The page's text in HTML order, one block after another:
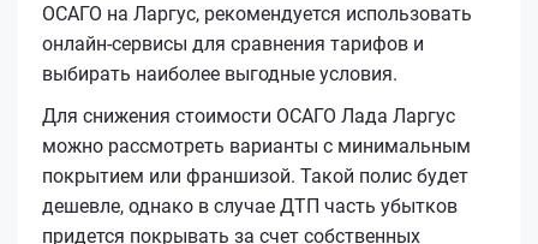
ОСАГО на Ларгус, рекомендуется использовать
онлайн-сервисы для сравнения тарифов и
выбирать наиболее выгодные условия.
Для снижения стоимости ОСАГО Лада Ларгус
можно рассмотреть варианты с минимальным
покрытием или франшизой. Такой полис будет
дешевле, однако в случае ДТП часть убытков
придется покрывать за счет собственных